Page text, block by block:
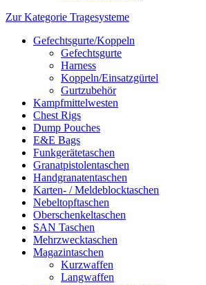
Zur Kategorie Tragesysteme
Gefechtsgurte/Koppeln
Gefechtsgurte
Harness
Koppeln/Einsatzgürtel
Gurtzubehör
Kampfmittelwesten
Chest Rigs
Dump Pouches
E&E Bags
Funkgerätetaschen
Granatpistolentaschen
Handgranatentaschen
Karten- / Meldeblocktaschen
Nebeltopftaschen
Oberschenkeltaschen
SAN Taschen
Mehrzwecktaschen
Magazintaschen
Kurzwaffen
Langwaffen